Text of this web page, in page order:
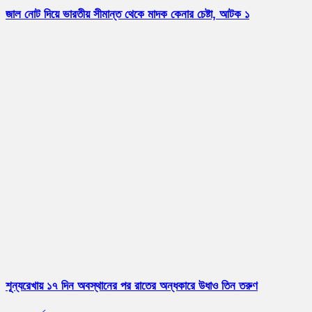
জাল নোট দিয়ে ভারতীয় সীমান্ত থেকে মাদক কেনার চেষ্টা, আটক ১
শূন্যরেখায় ১৭ দিন অবস্থানের পর রাতের অন্ধকারে উধাও তিন তরুণ